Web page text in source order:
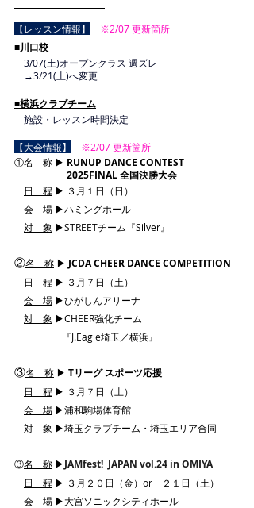
【レッスン情報】 ※2/07 更新箇所
■川口校
3/07(土)オープンクラス 週ズレ
→3/21(土)へ変更
■横浜クラブチーム
施設・レッスン時間決定
【大会情報】
※2/07 更新箇所
①名　称 ▶︎ RUNUP DANCE CONTEST
2025FINAL 全国決勝大会
日　程 ▶︎ ３月１日（日）
会　場 ▶ハミングホール
対　象 ▶STREETチーム『Silver』
②名　称 ▶︎ JCDA CHEER DANCE COMPETITION
日　程 ▶︎ ３月７日（土）
会　場 ▶ひがしんアリーナ
対　象 ▶CHEER強化チーム
『J.Eagle埼玉／横浜』
③名　称 ▶︎ Tリーグ スポーツ応援
日　程 ▶︎ ３月７日（土）
会　場 ▶浦和駒場体育館
対　象 ▶埼玉クラブチーム・埼玉エリア合同
③名　称 ▶︎JAMfest!  JAPAN vol.24 in OMIYA
日　程 ▶︎ ３月２０日（金）or　２１日（土）
会　場 ▶大宮ソニックシティホール